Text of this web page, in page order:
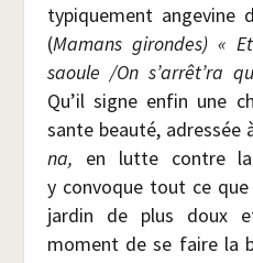
typi­que­ment
(Mamans girondes) «
saoule /​On s’arrêt’ra
Qu’il signe enfin une
sante beau­té,
na, en lutte contre
y convoque tout ce
jar­din de plus doux
moment de se faire la